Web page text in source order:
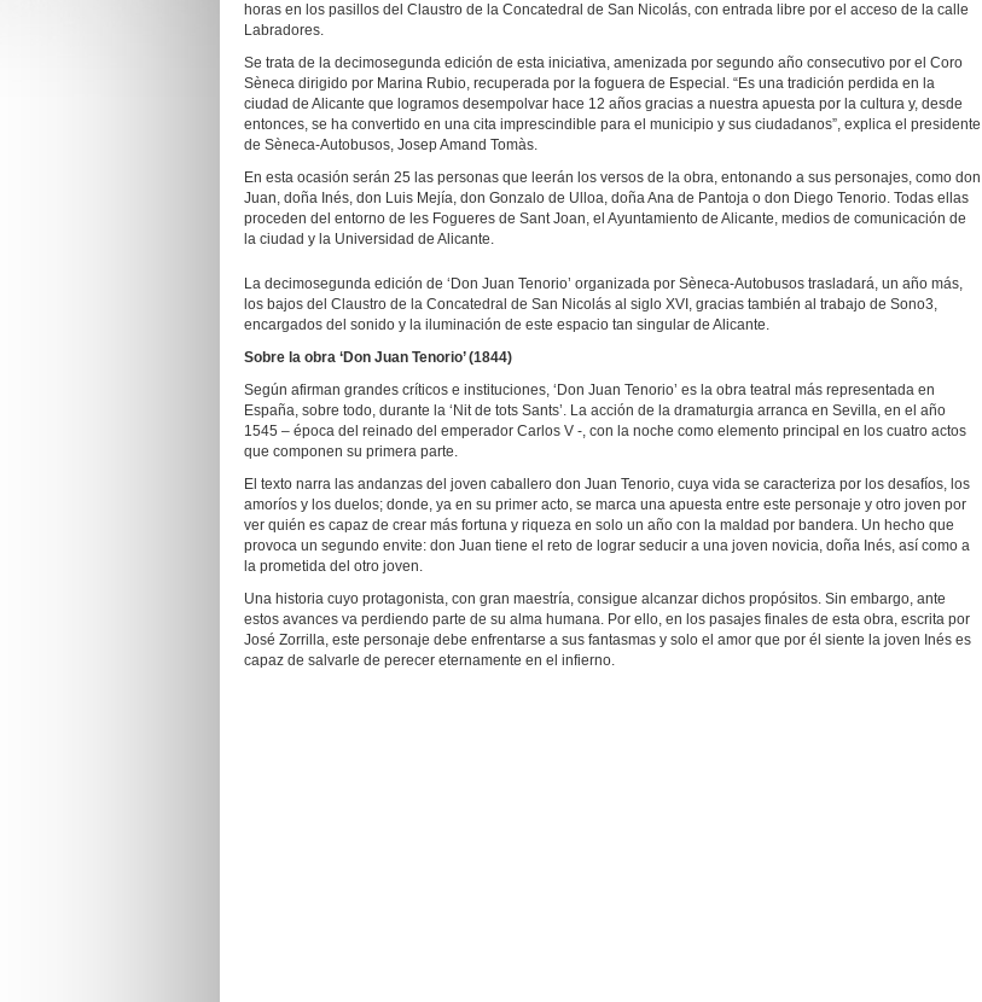
horas en los pasillos del Claustro de la Concatedral de San Nicolás, con entrada libre por el acceso de la calle
Labradores.
Se trata de la decimosegunda edición de esta iniciativa, amenizada por segundo año consecutivo por el Coro
Sèneca dirigido por Marina Rubio, recuperada por la foguera de Especial. “Es una tradición perdida en la
ciudad de Alicante que logramos desempolvar hace 12 años gracias a nuestra apuesta por la cultura y, desde
entonces, se ha convertido en una cita imprescindible para el municipio y sus ciudadanos”, explica el presidente
de Sèneca-Autobusos, Josep Amand Tomàs.
En esta ocasión serán 25 las personas que leerán los versos de la obra, entonando a sus personajes, como don
Juan, doña Inés, don Luis Mejía, don Gonzalo de Ulloa, doña Ana de Pantoja o don Diego Tenorio. Todas ellas
proceden del entorno de les Fogueres de Sant Joan, el Ayuntamiento de Alicante, medios de comunicación de
la ciudad y la Universidad de Alicante.
La decimosegunda edición de ‘Don Juan Tenorio’ organizada por Sèneca-Autobusos trasladará, un año más,
los bajos del Claustro de la Concatedral de San Nicolás al siglo XVI, gracias también al trabajo de Sono3,
encargados del sonido y la iluminación de este espacio tan singular de Alicante.
Sobre la obra ‘Don Juan Tenorio’ (1844)
Según afirman grandes críticos e instituciones, ‘Don Juan Tenorio’ es la obra teatral más representada en
España, sobre todo, durante la ‘Nit de tots Sants’. La acción de la dramaturgia arranca en Sevilla, en el año
1545 – época del reinado del emperador Carlos V -, con la noche como elemento principal en los cuatro actos
que componen su primera parte.
El texto narra las andanzas del joven caballero don Juan Tenorio, cuya vida se caracteriza por los desafíos, los
amoríos y los duelos; donde, ya en su primer acto, se marca una apuesta entre este personaje y otro joven por
ver quién es capaz de crear más fortuna y riqueza en solo un año con la maldad por bandera. Un hecho que
provoca un segundo envite: don Juan tiene el reto de lograr seducir a una joven novicia, doña Inés, así como a
la prometida del otro joven.
Una historia cuyo protagonista, con gran maestría, consigue alcanzar dichos propósitos. Sin embargo, ante
estos avances va perdiendo parte de su alma humana. Por ello, en los pasajes finales de esta obra, escrita por
José Zorrilla, este personaje debe enfrentarse a sus fantasmas y solo el amor que por él siente la joven Inés es
capaz de salvarle de perecer eternamente en el infierno.